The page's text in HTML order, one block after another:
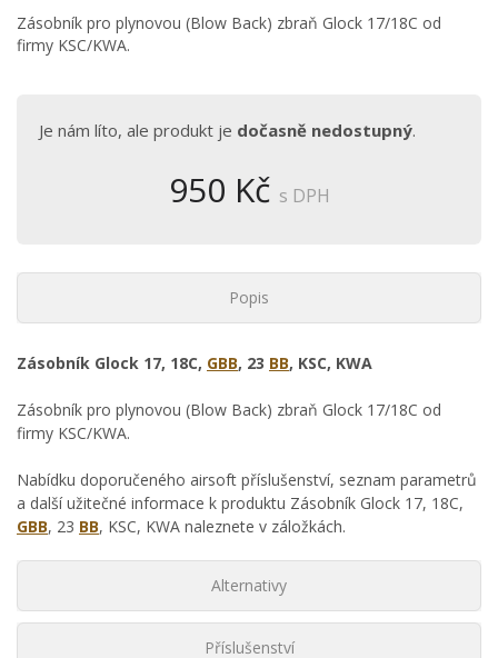
Zásobník pro plynovou (Blow Back) zbraň Glock 17/18C od
firmy KSC/KWA.
Je nám líto, ale produkt je dočasně nedostupný.
950 Kč s DPH
Popis
Zásobník Glock 17, 18C, GBB, 23 BB, KSC, KWA
Zásobník pro plynovou (Blow Back) zbraň Glock 17/18C od
firmy KSC/KWA.
Nabídku doporučeného airsoft příslušenství, seznam parametrů
a další užitečné informace k produktu Zásobník Glock 17, 18C,
GBB, 23 BB, KSC, KWA naleznete v záložkách.
Alternativy
Příslušenství